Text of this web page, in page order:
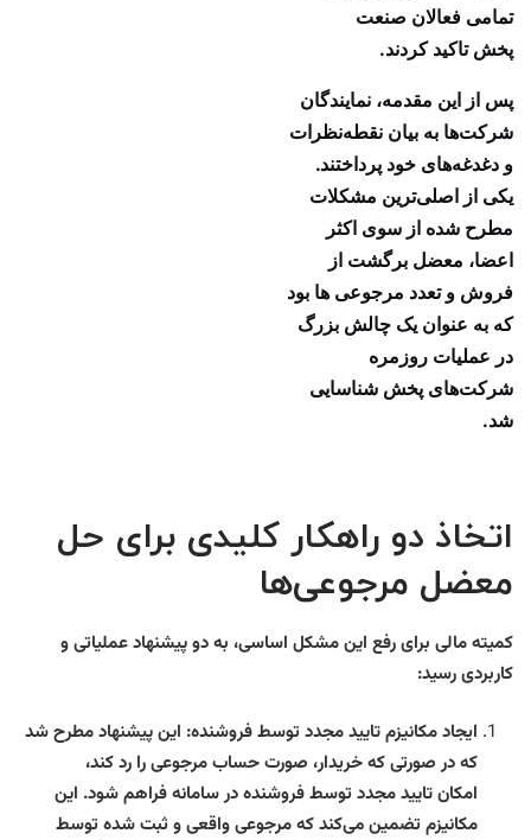
تمامی فعالان صنعت
پخش تاکید کردند.
پس از این مقدمه، نمایندگان
شرکت‌ها به بیان نقطه‌نظرات
و دغدغه‌های خود پرداختند.
یکی از اصلی‌ترین مشکلات
مطرح شده از سوی اکثر
اعضا، معضل برگشت از
فروش و تعدد مرجوعی ها بود
که به عنوان یک چالش بزرگ
در عملیات روزمره
شرکت‌های پخش شناسایی
شد.
اتخاذ دو راهکار کلیدی برای حل
معضل مرجوعی‌ها
کمیته مالی برای رفع این مشکل اساسی، به دو پیشنهاد عملیاتی و
کاربردی رسید:
ایجاد مکانیزم تایید مجدد توسط فروشنده: این پیشنهاد مطرح شد
که در صورتی که خریدار، صورت حساب مرجوعی را رد کند،
امکان تایید مجدد توسط فروشنده در سامانه فراهم شود. این
مکانیزم تضمین می‌کند که مرجوعی واقعی و ثبت شده توسط